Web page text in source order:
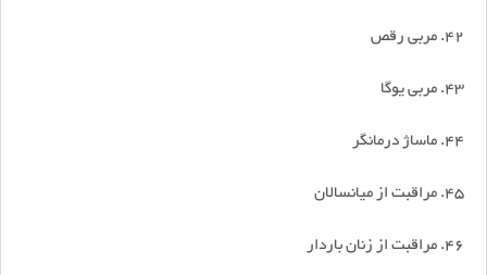
42. مربی رقص
43. مربی یوگا
۴۴. ماساژ درمانگر
۴۵. مراقبت از میانسالان
۴۶. مراقبت از زنان باردار